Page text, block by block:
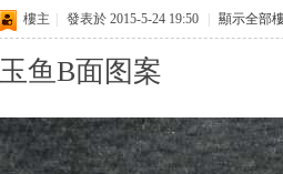
樓主 發表於 2015-5-24 19:50 顯示全部
玉鱼B面图案